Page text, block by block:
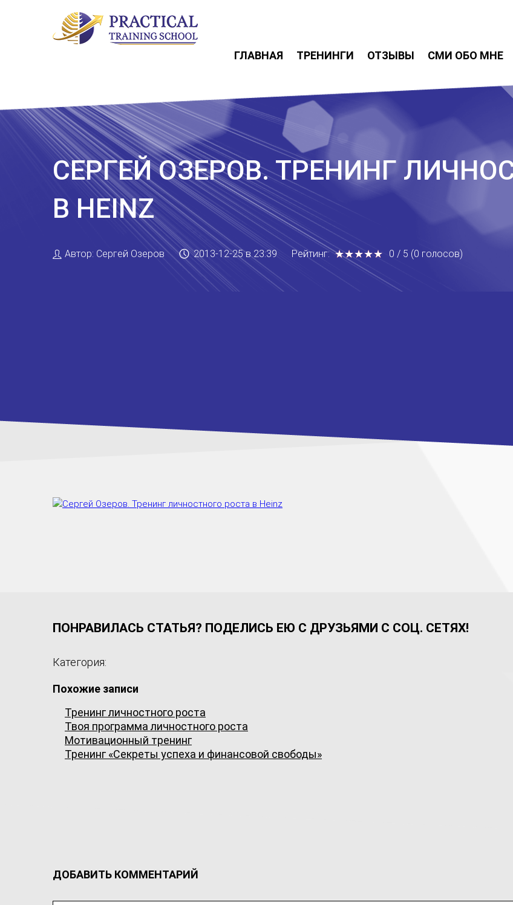
ГЛАВНАЯ ТРЕНИНГИ ОТЗЫВЫ СМИ ОБО МНЕ
СЕРГЕЙ ОЗЕРОВ. ТРЕНИНГ
В HEINZ
Автор: Сергей Озеров 2013-12-25в 23:39 Рейтинг: ★★★★★
★★★★★ 0 / 5 (0 голосов)
ПОНРАВИЛАСЬ СТАТЬЯ? ПОДЕЛИСЬ ЕЮ С ДРУЗЬЯМИ С СОЦ. СЕТЯХ!
Категория:
Похожие записи
Тренинг личностного роста
Твоя программа личностного роста
Мотивационный тренинг
Тренинг «Секреты успеха и финансовой свободы»
ДОБАВИТЬ КОММЕНТАРИЙ